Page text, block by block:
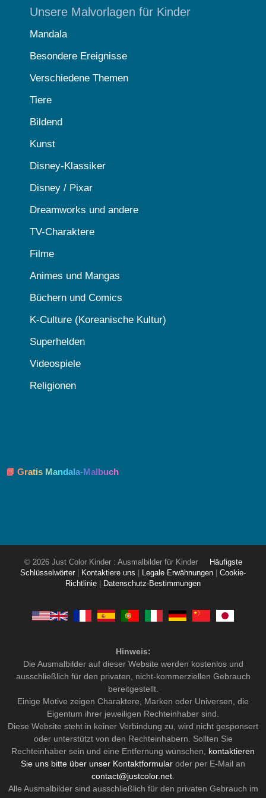
Unsere Malvorlagen für Kinder
Mandala
Besondere Ereignisse
Verschiedene Themen
Tiere
Bildend
Kunst
Disney-Klassiker
Disney / Pixar
Dreamworks und andere
TV-Charaktere
Filme
Animes und Mangas
Büchern und Comics
K-Culture (Koreanische Kultur)
Superhelden
Videospiele
Religionen
📘 Gratis Mandala-Malbuch
© 2026 Just Color Kinder : Ausmalbilder für Kinder
Häufigste
Schlüsselwörter
Kontaktiere uns Legale Erwähnungen
Cookie-
Richtlinie
Datenschutz-Bestimmungen
Hinweis:
Die Ausmalbilder auf dieser Website werden kostenlos und
ausschließlich für den privaten, nicht-kommerziellen Gebrauch
bereitgestellt.
Einige Motive zeigen Charaktere, Marken oder Universen, die
Eigentum ihrer jeweiligen Rechteinhaber sind.
Diese Website steht in keiner Verbindung zu, wird nicht gesponsert
oder unterstützt von den Rechteinhabern. Sollten Sie
Rechteinhaber sein und eine Entfernung wünschen, kontaktieren
Sie uns bitte über unser Kontaktformular oder per E-Mail an
contact@justcolor.net.
Alle Ausmalbilder sind ausschließlich für den privaten Gebrauch im